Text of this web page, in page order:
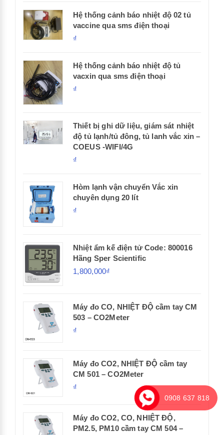
Hệ thống cảnh báo nhiệt độ 02 tủ
vaccine qua sms điện thoại
₫
Hệ thống cảnh báo nhiệt độ tủ
vacxin qua sms điện thoại
₫
Thiết bị ghi dữ liệu, giám sát nhiệt
độ tủ lạnh/tủ đông, tủ lanh vắc xin –
COEUS -WIFI/4G
₫
Hòm lạnh vận chuyển Vắc xin
chuyên dụng 20 lít
₫
Nhiệt ẩm kế điện tử Code: 800016
Hãng Sper Scientific
1,800,000₫
Máy đo CO, NHIỆT ĐỘ cầm tay CM
503 – CO2Meter
₫
Máy đo CO2, NHIỆT ĐỘ cầm tay
CM 501 – CO2Meter
₫
Máy đo CO2, CO, NHIỆT ĐỘ,
PM2.5, PM10 cầm tay CM 504 –
0908 637 818